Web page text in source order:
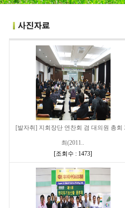
[발자취] 지회장단 연찬회 겸 대의원 총회
최(2011..
[조회수 : 1473]